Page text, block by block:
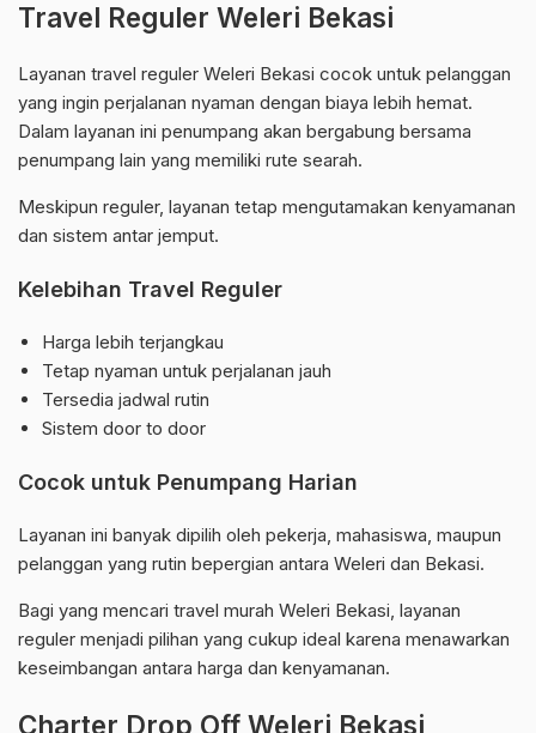
Travel Reguler Weleri Bekasi
Layanan travel reguler Weleri Bekasi cocok untuk pelanggan
yang ingin perjalanan nyaman dengan biaya lebih hemat.
Dalam layanan ini penumpang akan bergabung bersama
penumpang lain yang memiliki rute searah.
Meskipun reguler, layanan tetap mengutamakan kenyamanan
dan sistem antar jemput.
Kelebihan Travel Reguler
Harga lebih terjangkau
Tetap nyaman untuk perjalanan jauh
Tersedia jadwal rutin
Sistem door to door
Cocok untuk Penumpang Harian
Layanan ini banyak dipilih oleh pekerja, mahasiswa, maupun
pelanggan yang rutin bepergian antara Weleri dan Bekasi.
Bagi yang mencari travel murah Weleri Bekasi, layanan
reguler menjadi pilihan yang cukup ideal karena menawarkan
keseimbangan antara harga dan kenyamanan.
Charter Drop Off Weleri Bekasi